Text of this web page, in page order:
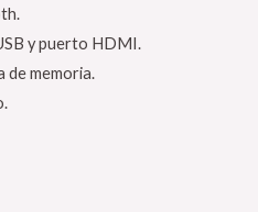
y puerto HDMI.
de memoria.